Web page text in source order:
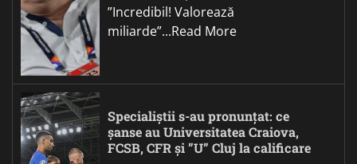
”Incredibil! Valorează
miliarde”...Read More
Specialiștii s-au pronunțat: ce
șanse au Universitatea Craiova,
FCSB, CFR și ”U” Cluj la calificare